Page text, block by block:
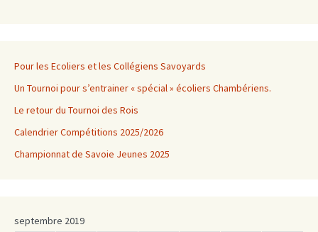
Pour les Ecoliers et les Collégiens Savoyards
Un Tournoi pour s’entrainer « spécial » écoliers Chambériens.
Le retour du Tournoi des Rois
Calendrier Compétitions 2025/2026
Championnat de Savoie Jeunes 2025
septembre 2019